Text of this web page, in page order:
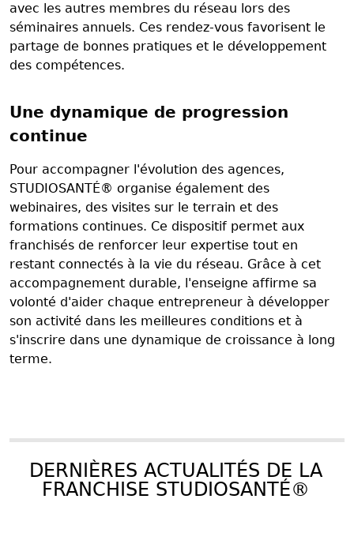
avec les autres membres du réseau lors des
séminaires annuels. Ces rendez-vous favorisent le
partage de bonnes pratiques et le développement
des compétences.
Une dynamique de progression
continue
Pour accompagner l'évolution des agences,
STUDIOSANTÉ® organise également des
webinaires, des visites sur le terrain et des
formations continues. Ce dispositif permet aux
franchisés de renforcer leur expertise tout en
restant connectés à la vie du réseau. Grâce à cet
accompagnement durable, l'enseigne affirme sa
volonté d'aider chaque entrepreneur à développer
son activité dans les meilleures conditions et à
s'inscrire dans une dynamique de croissance à long
terme.
DERNIÈRES ACTUALITÉS DE LA
FRANCHISE STUDIOSANTÉ®